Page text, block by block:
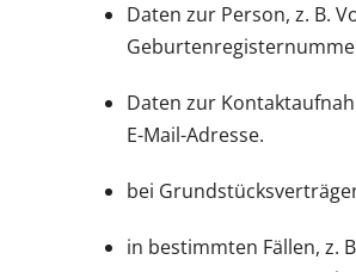
Daten zur Person, z. B.
Daten zur
E-Mail-Adresse.
bei
in bestimmten Fällen, z.